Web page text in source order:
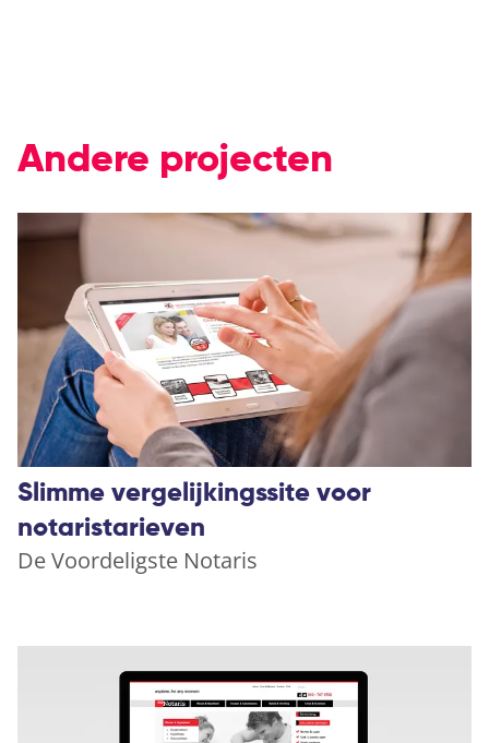
Andere projecten
Slimme vergelijkingssite voor
notaristarieven
De Voordeligste Notaris